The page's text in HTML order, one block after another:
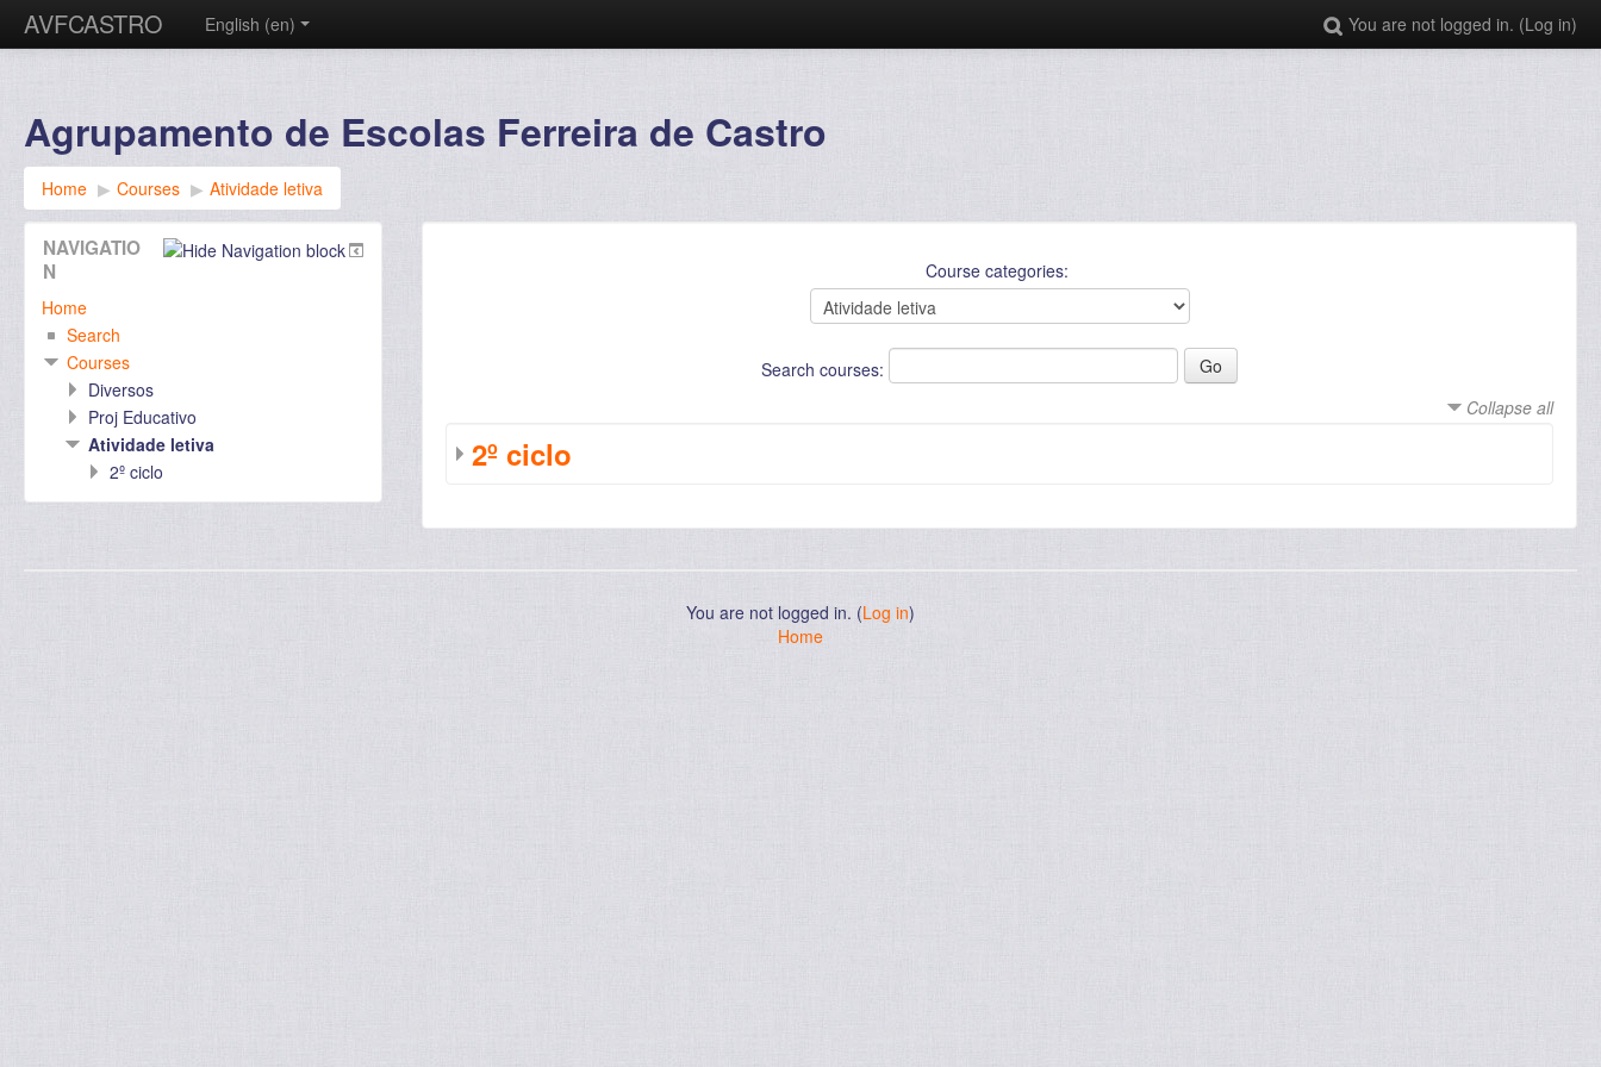
AVFCASTRO You are not logged in. (Log in)
English ‎(en)‎
Agrupamento de Escolas Ferreira de Castro
Home ▶︎ Courses ▶︎ Atividade letiva
Course categories:
Search courses:
Collapse all
2º ciclo
NAVIGATIO
N
Home
Search
Courses
Diversos
Proj Educativo
Atividade letiva
2º ciclo
You are not logged in. (Log in)
Home